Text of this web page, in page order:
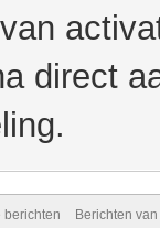
direct
berichten Berichten